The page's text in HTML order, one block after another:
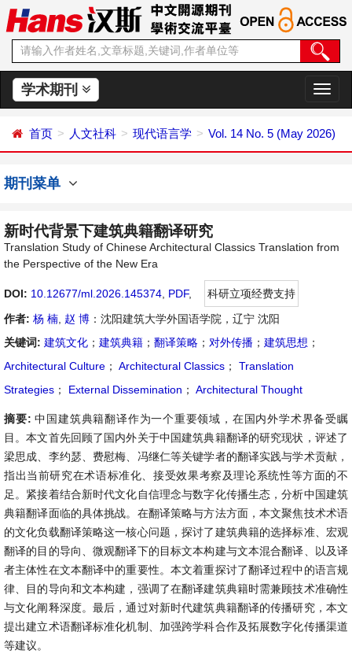
学术期刊
切
换
航
首页 人文社科 现代语言学 Vol. 14 No. 5 (May 2026)
期刊菜单
新时代背景下建筑典籍翻译研究
Translation Study of Chinese Architectural Classics Translation from
the Perspective of the New Era
DOI: 10.12677/ml.2026.145374 PDF,
科研立项经费支持
作者: 杨 楠 赵 博 ：沈阳建筑大学外国语学院，辽宁 沈阳
关键词: 建筑文化 ； 建筑典籍 ； 翻译策略 ； 对外传播 ； 建筑思想 ；
Architectural Culture ； Architectural Classics ；
Translation
Strategies ； External Dissemination ； Architectural Thought
摘要:中国建筑典籍翻译作为一个重要领域，在国内外学术界备受瞩
目。本文首先回顾了国内外关于中国建筑典籍翻译的研究现状，评述了
梁思成、李约瑟、费慰梅、冯继仁等关键学者的翻译实践与学术贡献，
指出当前研究在术语标准化、接受效果考察及理论系统性等方面的不
足。紧接着结合新时代文化自信理念与数字化传播生态，分析中国建筑
典籍翻译面临的具体挑战。在翻译策略与方法方面，本文聚焦技术术语
的文化负载翻译策略这一核心问题，探讨了建筑典籍的选择标准、宏观
翻译的目的导向、微观翻译下的目标文本构建与文本混合翻译、以及译
者主体性在文本翻译中的重要性。本文着重探讨了翻译过程中的语言规
律、目的导向和文本构建，强调了在翻译建筑典籍时需兼顾技术准确性
与文化阐释深度。最后，通过对新时代建筑典籍翻译的传播研究，本文
提出建立术语翻译标准化机制、加强跨学科合作及拓展数字化传播渠道
等建议。